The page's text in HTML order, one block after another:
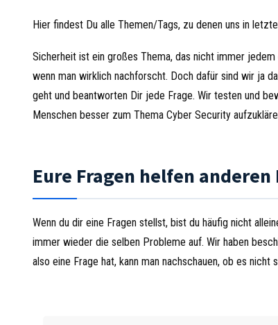
Hier findest Du alle Themen/Tags, zu denen uns in
Sicherheit ist ein großes Thema, das nicht immer
wenn man wirklich nachforscht. Doch dafür sind wir ja
geht und beantworten Dir jede Frage. Wir testen und
Menschen besser zum Thema Cyber Security
Eure Fragen helfen
Wenn du dir eine Fragen stellst, bist du häufig nicht
immer wieder die selben Probleme auf. Wir haben
also eine Frage hat, kann man nachschauen, ob es